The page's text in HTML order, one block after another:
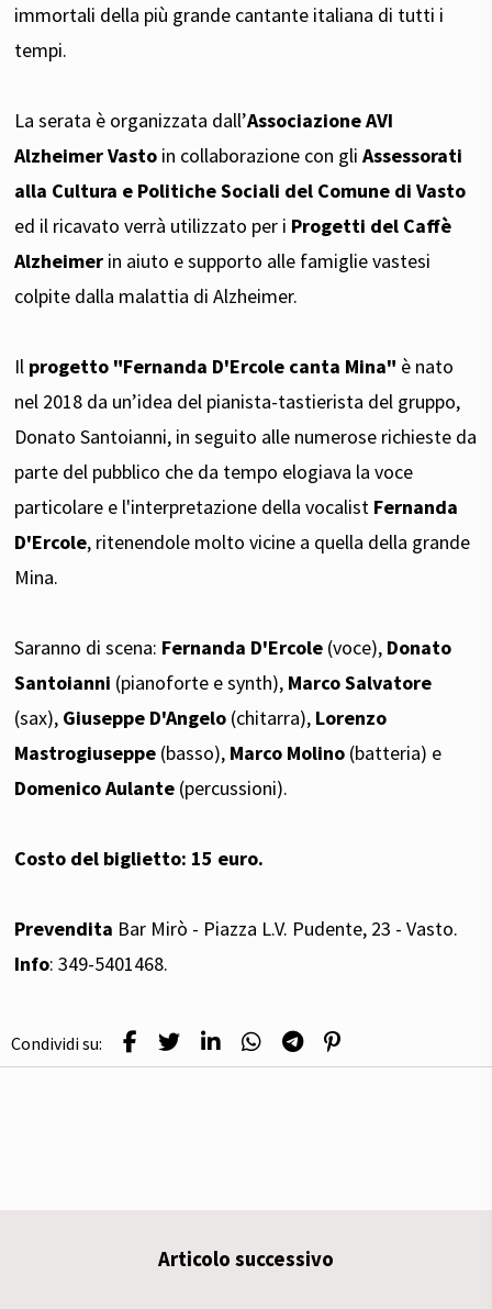
immortali della più grande cantante italiana di tutti i
tempi.
La serata è organizzata dall’Associazione AVI
Alzheimer Vasto in collaborazione con gliAssessorati
alla Cultura e Politiche Sociali del Comune di Vasto
ed il ricavato verrà utilizzato per i Progetti del Caffè
Alzheimer in aiuto e supporto alle famiglie vastesi
colpite dalla malattia di Alzheimer.
Il progetto "Fernanda D'Ercole canta Mina" è nato
nel 2018 da un’idea del pianista-tastierista del gruppo,
Donato Santoianni, in seguito alle numerose richieste da
parte del pubblico che da tempo elogiava la voce
particolare e l'interpretazione della vocalist Fernanda
D'Ercole, ritenendole molto vicine a quella della grande
Mina.
Saranno di scena: Fernanda D'Ercole (voce), Donato
Santoianni (pianoforte e synth), Marco Salvatore
(sax), Giuseppe D'Angelo (chitarra), Lorenzo
Mastrogiuseppe (basso), Marco Molino (batteria) e
Domenico Aulante (percussioni).
Costo del biglietto: 15 euro.
Prevendita Bar Mirò - Piazza L.V. Pudente, 23 - Vasto.
Info: 349-5401468.
Condividi su:
Articolo successivo